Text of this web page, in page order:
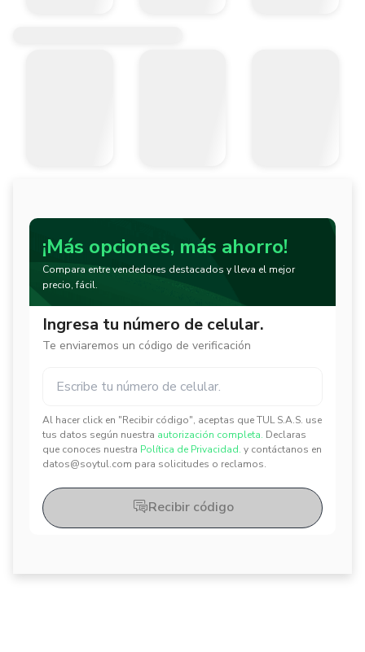
¡Más opciones, más ahorro!
Compara entre vendedores destacados y lleva el mejor
precio, fácil.
Ingresa tu número de celular.
Te enviaremos un código de verificación
Al hacer click en "Recibir código", aceptas que TUL S.A.S. use
tus datos según nuestra autorización completa. Declaras
que conoces nuestra Política de Privacidad. y contáctanos en
datos@soytul.com para solicitudes o reclamos.
✕
✕
Recibir código